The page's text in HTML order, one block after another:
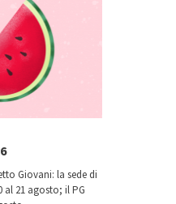
Giovani: la sede di
al 21 agosto; il PG